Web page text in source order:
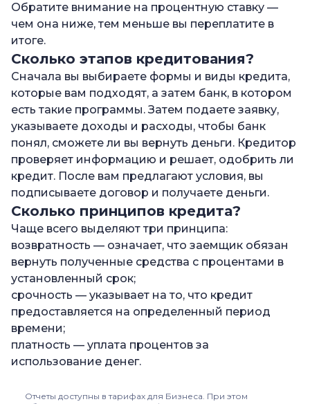
Обратите внимание на процентную ставку —
чем она ниже, тем меньше вы переплатите в
итоге.
Сколько этапов кредитования?
Сначала вы выбираете формы и виды кредита,
которые вам подходят, а затем банк, в котором
есть такие программы. Затем подаете заявку,
указываете доходы и расходы, чтобы банк
понял, сможете ли вы вернуть деньги. Кредитор
проверяет информацию и решает, одобрить ли
кредит. После вам предлагают условия, вы
подписываете договор и получаете деньги.
Сколько принципов кредита?
Чаще всего выделяют три принципа:
возвратность — означает, что заемщик обязан
вернуть полученные средства с процентами в
установленный срок;
срочность — указывает на то, что кредит
предоставляется на определенный период
времени;
платность — уплата процентов за
использование денег.
Отчеты доступны в тарифах для Бизнеса. При этом